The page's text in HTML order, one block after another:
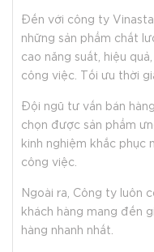
Đến với công ty
những sản phẩm chất
cao năng suất, hiệu
công việc. Tối ưu thời
Đội ngũ tư vấn bán
chọn được sản phẩm
kinh nghiệm khắc phục
công việc.
Ngoài ra, Công ty luôn
khách hàng mang đến
hàng nhanh nhất.